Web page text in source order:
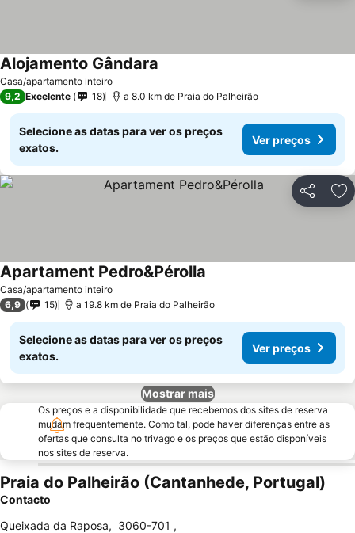
Casa/apartamento inteiro
Alojamento Gândara
9,2 Excelente 18 a 8.0 km de Praia do Palheirão
Selecione as datas para ver os preços
exatos.
Ver preços
Partilhar
Casa/apartamento inteiro
Apartament Pedro&Pérolla
6,9 15 a 19.8 km de Praia do Palheirão
Selecione as datas para ver os preços
exatos.
Ver preços
Mostrar mais
Os preços e a disponibilidade que recebemos dos sites de reserva
mudam frequentemente. Como tal, pode haver diferenças entre as
ofertas que consulta no trivago e os preços que estão disponíveis
nos sites de reserva.
Praia do Palheirão (Cantanhede, Portugal)
Contacto
Queixada da Raposa, 3060-701 ,